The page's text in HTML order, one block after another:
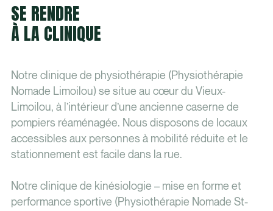
SE RENDRE
À LA CLINIQUE
Notre clinique de physiothérapie (Physiothérapie
Nomade Limoilou) se situe au cœur du Vieux-
Limoilou, à l’intérieur d’une ancienne caserne de
pompiers réaménagée. Nous disposons de locaux
accessibles aux personnes à mobilité réduite et le
stationnement est facile dans la rue.
Notre clinique de kinésiologie – mise en forme et
performance sportive (Physiothérapie Nomade St-